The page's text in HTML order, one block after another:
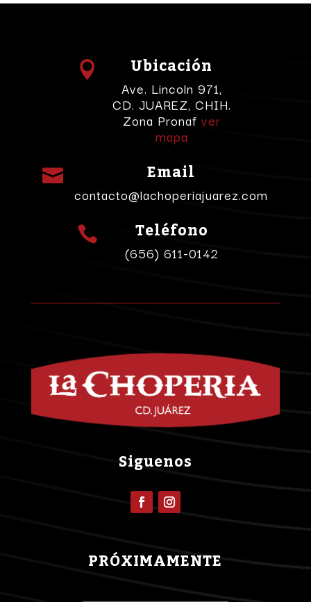
 Ubicación
Ave. Lincoln 971,
CD. JUAREZ, CHIH.
Zona Pronaf ver
mapa
 Email
contacto@lachoperiajuarez.com
 Teléfono
(656) 611-0142
Siguenos
PRÓXIMAMENTE